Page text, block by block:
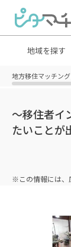
地域を探す
地方移住マッチン
～移住者イ
たいことが
※この情報には、